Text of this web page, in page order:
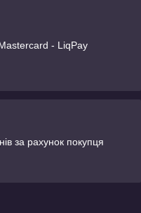
- LiqPay
за рахунок покупця